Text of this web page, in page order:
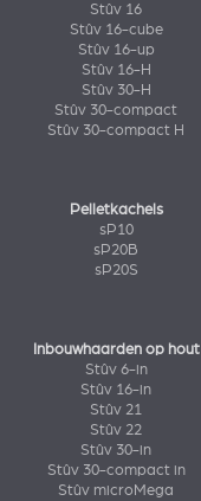
Stûv 16
Stûv 16-cube
Stûv 16-up
Stûv 16-H
Stûv 30-H
Stûv 30-compact
Stûv 30-compact H
Pelletkachels
sP10
sP20B
sP20S
Inbouwhaarden op hout
Stûv 6-in
Stûv 16-in
Stûv 21
Stûv 22
Stûv 30-in
Stûv 30-compact in
Stûv microMega